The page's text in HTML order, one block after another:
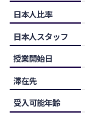
日本人比率
日本人スタッフ
授業開始日
滞在先
受入可能年齢